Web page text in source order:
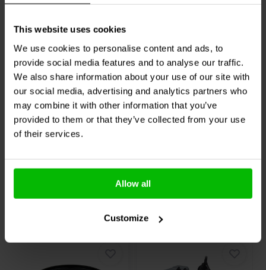
This website uses cookies
We use cookies to personalise content and ads, to
provide social media features and to analyse our traffic.
We also share information about your use of our site with
our social media, advertising and analytics partners who
may combine it with other information that you’ve
provided to them or that they’ve collected from your use
of their services.
Allow all
Customize
slechts 7 g netto gewicht integreert hij eenvoudig in compacte
speakers of elektronische monitoringtoepassingen waar een laag
gewicht en klein formaat belangrijk zijn.
2" | 8 Ω
K 50 WP - 8
Micro Speaker
0
klantbeoordelingen
Vergelijk
Visaton
K 36 WP - 8
Micro Speaker
0
klantbeoordelingen
Vergelijk
10+ Op voorraad